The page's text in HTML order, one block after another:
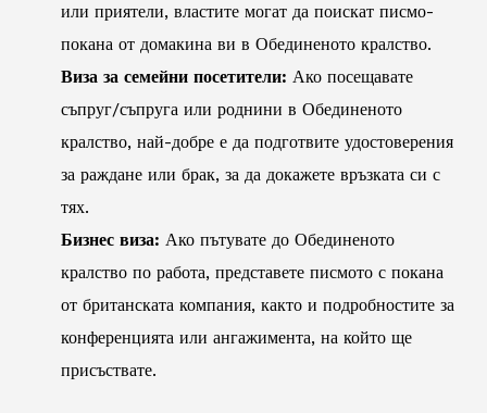
или приятели, властите могат да поискат писмо-
покана от домакина ви в Обединеното кралство.
Виза за семейни посетители: Ако посещавате
съпруг/съпруга или роднини в Обединеното
кралство, най-добре е да подготвите удостоверения
за раждане или брак, за да докажете връзката си с
тях.
Бизнес виза: Ако пътувате до Обединеното
кралство по работа, представете писмото с покана
от британската компания, както и подробностите за
конференцията или ангажимента, на който ще
присъствате.